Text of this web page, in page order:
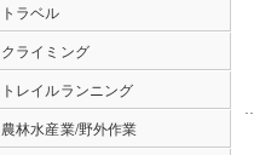
トラベル
クライミング
トレイルランニング
農林水産業/野外作業